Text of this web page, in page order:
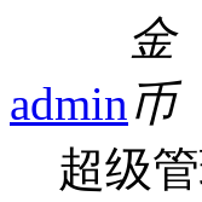
admin
超级